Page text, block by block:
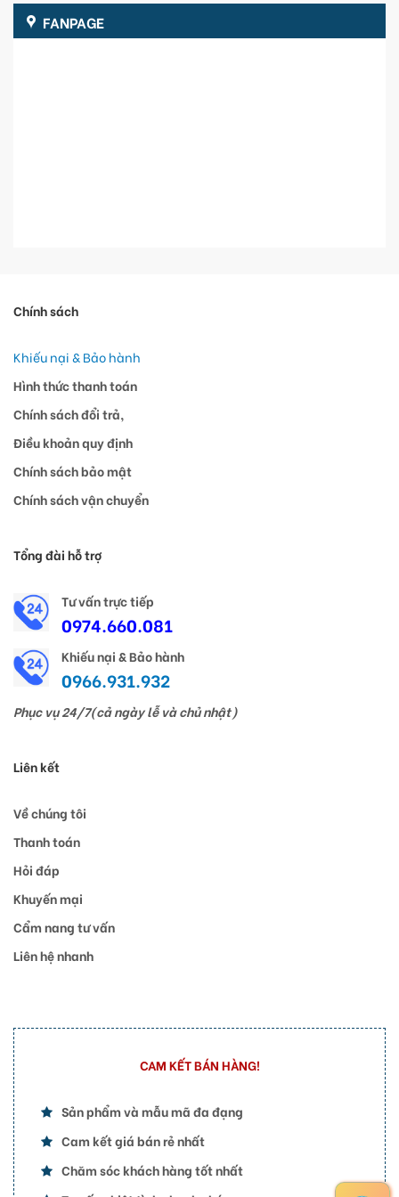
FANPAGE
Chính sách
Khiếu nại & Bảo hành
Hình thức thanh toán
Chính sách đổi trả,
Điều khoản quy định
Chính sách bảo mật
Chính sách vận chuyển
Tổng đài hỗ trợ
Tư vấn trực tiếp
0974.660.081
Khiếu nại & Bảo hành
0966.931.932
Phục vụ 24/7(cả ngày lễ và chủ nhật)
Liên kết
Về chúng tôi
Thanh toán
Hỏi đáp
Khuyến mại
Cẩm nang tư vấn
Liên hệ nhanh
CAM KẾT BÁN HÀNG!
Sản phẩm và mẫu mã đa đạng
Cam kết giá bán rẻ nhất
Chăm sóc khách hàng tốt nhất